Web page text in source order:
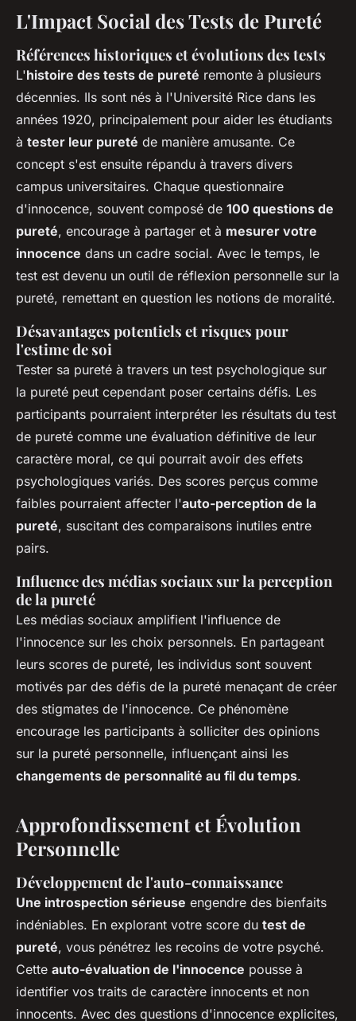
L'Impact Social des Tests de Pureté
Références historiques et évolutions des tests
L'histoire des tests de pureté remonte à plusieurs
décennies. Ils sont nés à l'Université Rice dans les
années 1920, principalement pour aider les étudiants
à tester leur pureté de manière amusante. Ce
concept s'est ensuite répandu à travers divers
campus universitaires. Chaque questionnaire
d'innocence, souvent composé de 100 questions de
pureté, encourage à partager et à mesurer votre
innocence dans un cadre social. Avec le temps, le
test est devenu un outil de réflexion personnelle sur la
pureté, remettant en question les notions de moralité.
Désavantages potentiels et risques pour
l'estime de soi
Tester sa pureté à travers un test psychologique sur
la pureté peut cependant poser certains défis. Les
participants pourraient interpréter les résultats du test
de pureté comme une évaluation définitive de leur
caractère moral, ce qui pourrait avoir des effets
psychologiques variés. Des scores perçus comme
faibles pourraient affecter l'auto-perception de la
pureté, suscitant des comparaisons inutiles entre
pairs.
Influence des médias sociaux sur la perception
de la pureté
Les médias sociaux amplifient l'influence de
l'innocence sur les choix personnels. En partageant
leurs scores de pureté, les individus sont souvent
motivés par des défis de la pureté menaçant de créer
des stigmates de l'innocence. Ce phénomène
encourage les participants à solliciter des opinions
sur la pureté personnelle, influençant ainsi les
changements de personnalité au fil du temps.
Approfondissement et Évolution
Personnelle
Développement de l'auto-connaissance
Une introspection sérieuse engendre des bienfaits
indéniables. En explorant votre score du test de
pureté, vous pénétrez les recoins de votre psyché.
Cette auto-évaluation de l'innocence pousse à
identifier vos traits de caractère innocents et non
innocents. Avec des questions d'innocence explicites,